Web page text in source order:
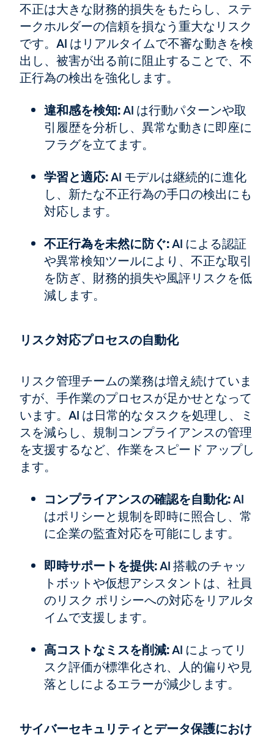
不正は大きな財務的損失をもたらし、ステ
ークホルダーの信頼を損なう重大なリスク
です。AI はリアルタイムで不審な動きを検
出し、被害が出る前に阻止することで、不
正行為の検出を強化します。
違和感を検知:AI は行動パターンや取
引履歴を分析し、異常な動きに即座に
フラグを立てます。
学習と適応:AI モデルは継続的に進化
し、新たな不正行為の手口の検出にも
対応します。
不正行為を未然に防ぐ:AI による認証
や異常検知ツールにより、不正な取引
を防ぎ、財務的損失や風評リスクを低
減します。
リスク対応プロセスの自動化
リスク管理チームの業務は増え続けていま
すが、手作業のプロセスが足かせとなって
います。AI は日常的なタスクを処理し、ミ
スを減らし、規制コンプライアンスの管理
を支援するなど、作業をスピード アップし
ます。
コンプライアンスの確認を自動化:AI
はポリシーと規制を即時に照合し、常
に企業の監査対応を可能にします。
即時サポートを提供:AI 搭載のチャッ
トボットや仮想アシスタントは、社員
のリスク ポリシーへの対応をリアルタ
イムで支援します。
高コストなミスを削減:AI によってリ
スク評価が標準化され、人的偏りや見
落としによるエラーが減少します。
サイバーセキュリティとデータ保護におけ